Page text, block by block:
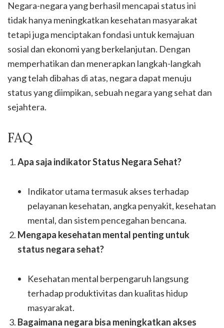
Negara-negara yang berhasil mencapai status ini
tidak hanya meningkatkan kesehatan masyarakat
tetapi juga menciptakan fondasi untuk kemajuan
sosial dan ekonomi yang berkelanjutan. Dengan
memperhatikan dan menerapkan langkah-langkah
yang telah dibahas di atas, negara dapat menuju
status yang diimpikan, sebuah negara yang sehat dan
sejahtera.
FAQ
Apa saja indikator Status Negara Sehat?
Indikator utama termasuk akses terhadap
pelayanan kesehatan, angka penyakit, kesehatan
mental, dan sistem pencegahan bencana.
Mengapa kesehatan mental penting untuk
status negara sehat?
Kesehatan mental berpengaruh langsung
terhadap produktivitas dan kualitas hidup
masyarakat.
Bagaimana negara bisa meningkatkan akses